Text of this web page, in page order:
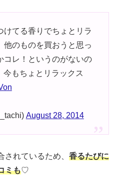
けてる香りでちょとリラ
他のものを買おうと思っ
コレ！というのがないの
もちょとリラックス
August 28, 2014
れているため、 香るたびに
ミも♡